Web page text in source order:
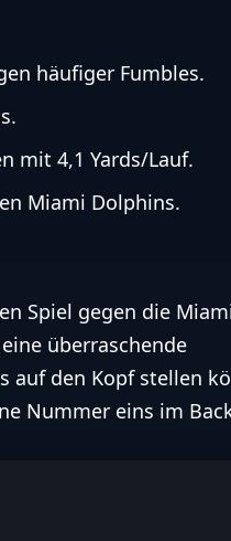
häufiger Fumbles.
mit 4,1 Yards/Lauf.
Miami Dolphins.
Spiel gegen die
überraschende
auf den Kopf stellen
Nummer eins im